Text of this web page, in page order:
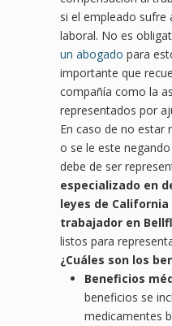
si el empleado sufre
laboral. No es
un abogado para
importante que
compañía como la
representados por
En caso de no estar
o se le este
debe de ser
especializado en
leyes de
trabajador en
listos para
¿Cuáles son los
Beneficios
beneficios se
medicamentes